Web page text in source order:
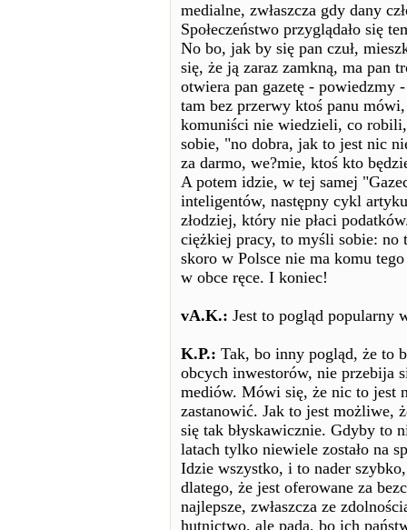
medialne, zwłaszcza gdy dany
Społeczeństwo przyglądało się
No bo, jak by się pan czuł,
się, że ją zaraz zamkną, ma pan
otwiera pan gazetę - powiedzmy
tam bez przerwy ktoś panu
komuniści nie wiedzieli, co
sobie, "no dobra, jak to jest nic
za darmo, we?mie, ktoś kto
A potem idzie, w tej samej
inteligentów, następny cykl
złodziej, który nie płaci
ciężkiej pracy, to myśli sobie: no
skoro w Polsce nie ma komu
w obce ręce. I koniec!
vA.K.: Jest to pogląd popularny
K.P.: Tak, bo inny pogląd, że to
obcych inwestorów, nie przebija
mediów. Mówi się, że nic to jest
zastanowić. Jak to jest możliwe,
się tak błyskawicznie. Gdyby to
latach tylko niewiele zostało na
Idzie wszystko, i to nader
dlatego, że jest oferowane za
najlepsze, zwłaszcza ze
hutnictwo, ale pada, bo ich